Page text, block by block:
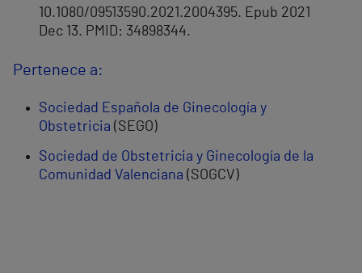
10.1080/09513590.2021.2004395. Epub 2021
Dec 13. PMID: 34898344.
Pertenece a:
Sociedad Española de Ginecología y
Obstetricia (SEGO)
Sociedad de Obstetricia y Ginecología de la
Comunidad Valenciana (SOGCV)